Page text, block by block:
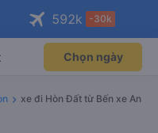
độc
Mở app
bay qua
Mở app
592k -30k
Chọn ngày
xe đi Hòn Đất từ Bến xe An